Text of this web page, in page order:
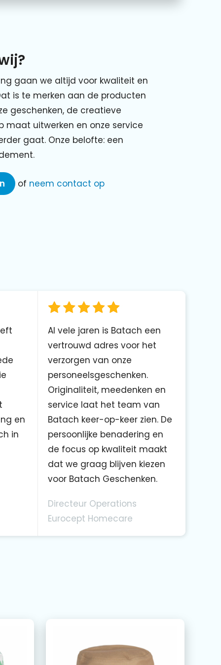
gaan we altijd voor kwaliteit en
is te merken aan de producten
geschenken, de creatieve
maat uitwerken en onze service
gaat. Onze belofte: een
of neem contact op
en
in
Al vele jaren is Batach een
vertrouwd adres voor het
verzorgen van onze
personeelsgeschenken.
Originaliteit, meedenken en
service laat het team van
Batach keer-op-keer zien. De
persoonlijke benadering en
de focus op kwaliteit maakt
dat we graag blijven kiezen
voor Batach Geschenken.
Directeur Operations
Eurocept Homecare